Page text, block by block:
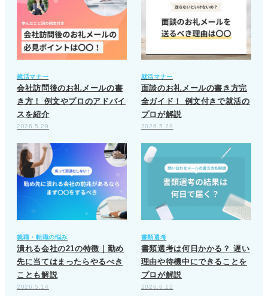
就活マナー
会社訪問後のお礼メールの書
き方！ 例文やプロのアドバイ
スを紹介
2026.5.29
就活マナー
面談のお礼メールの書き方完
全ガイド！ 例文付きで就活の
プロが解説
2026.5.29
就職・転職の悩み
潰れる会社の21の特徴｜勤め
先に当てはまったらやるべき
ことも解説
2026.5.14
書類選考
書類選考は何日かかる？ 遅い
理由や待機中にできることを
プロが解説
2026.6.12